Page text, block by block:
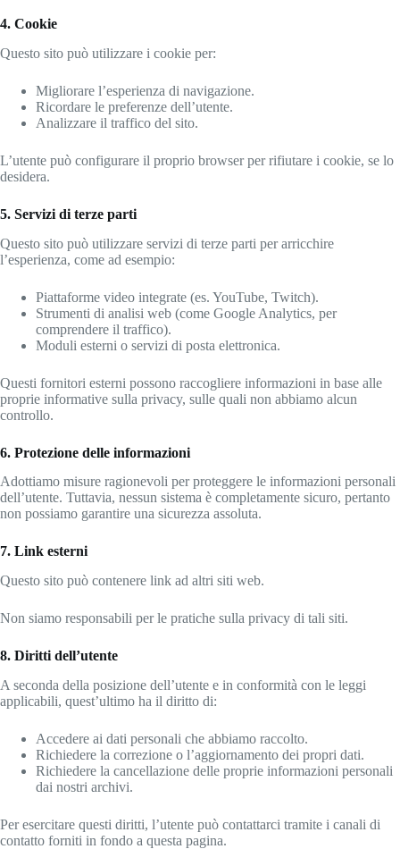
4. Cookie
Questo sito può utilizzare i cookie per:
Migliorare l’esperienza di navigazione.
Ricordare le preferenze dell’utente.
Analizzare il traffico del sito.
L’utente può configurare il proprio browser per rifiutare i cookie, se lo
desidera.
5. Servizi di terze parti
Questo sito può utilizzare servizi di terze parti per arricchire
l’esperienza, come ad esempio:
Piattaforme video integrate (es. YouTube, Twitch).
Strumenti di analisi web (come Google Analytics, per
comprendere il traffico).
Moduli esterni o servizi di posta elettronica.
Questi fornitori esterni possono raccogliere informazioni in base alle
proprie informative sulla privacy, sulle quali non abbiamo alcun
controllo.
6. Protezione delle informazioni
Adottiamo misure ragionevoli per proteggere le informazioni personali
dell’utente. Tuttavia, nessun sistema è completamente sicuro, pertanto
non possiamo garantire una sicurezza assoluta.
7. Link esterni
Questo sito può contenere link ad altri siti web.
Non siamo responsabili per le pratiche sulla privacy di tali siti.
8. Diritti dell’utente
A seconda della posizione dell’utente e in conformità con le leggi
applicabili, quest’ultimo ha il diritto di:
Accedere ai dati personali che abbiamo raccolto.
Richiedere la correzione o l’aggiornamento dei propri dati.
Richiedere la cancellazione delle proprie informazioni personali
dai nostri archivi.
Per esercitare questi diritti, l’utente può contattarci tramite i canali di
contatto forniti in fondo a questa pagina.